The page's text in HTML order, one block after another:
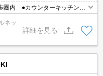
圏内 ●カウンターキッチン
ネッ
詳細を見る